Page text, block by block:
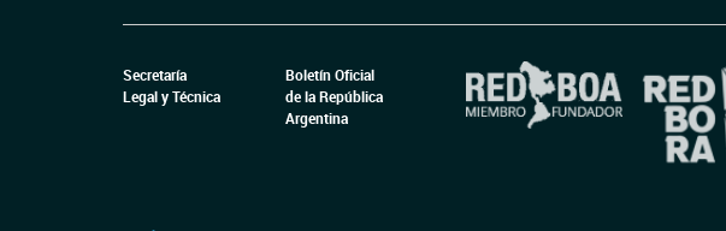
Secretaría
Legal y Técnica
Boletín Oficial
de la República
Argentina